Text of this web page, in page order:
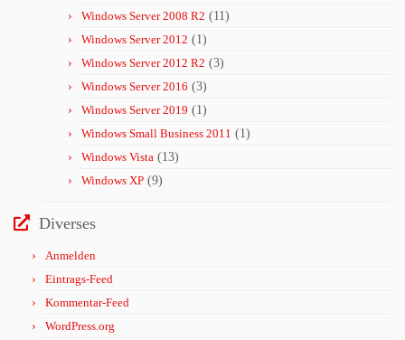
Windows Server 2008 R2 (11)
Windows Server 2012 (1)
Windows Server 2012 R2 (3)
Windows Server 2016 (3)
Windows Server 2019 (1)
Windows Small Business 2011 (1)
Windows Vista (13)
Windows XP (9)
Diverses
Anmelden
Eintrags-Feed
Kommentar-Feed
WordPress.org